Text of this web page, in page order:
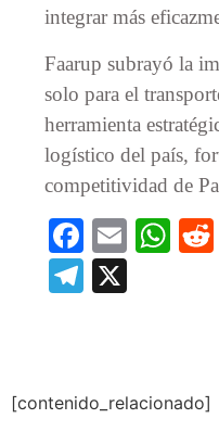
integrar más
Faarup subrayó la
solo para el
herramienta
logístico del país,
competitividad de
Facebook
Email
Telegram
[contenido_relacionado]